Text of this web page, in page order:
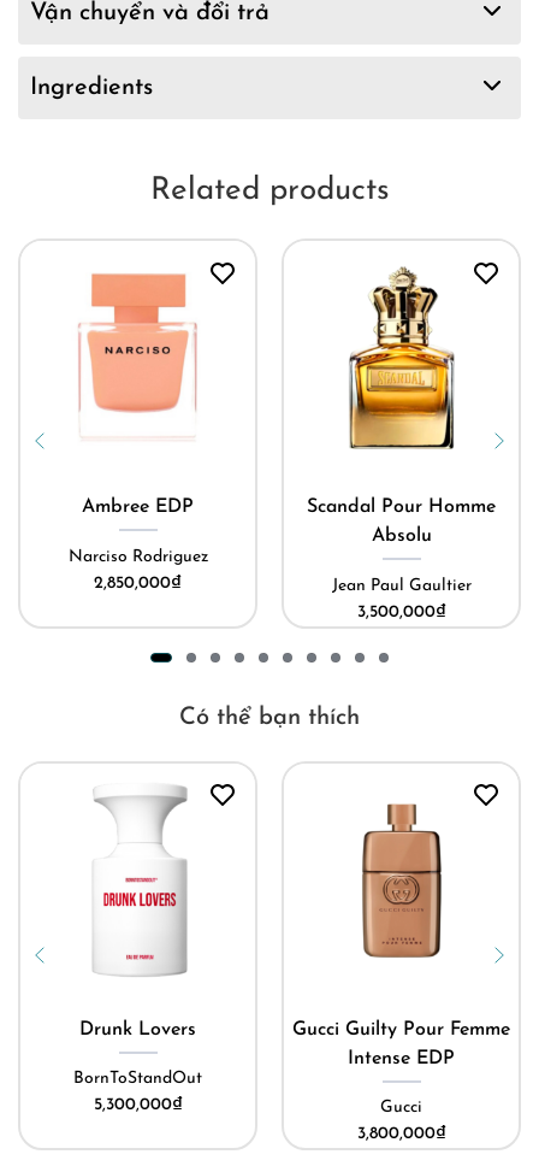
Vận chuyển và đổi trả
Ingredients
Related products
Ambree EDP
Narciso Rodriguez
2,850,000₫
Scandal Pour Homme
Absolu
Jean Paul Gaultier
3,500,000₫
Có thể bạn thích
Drunk Lovers
BornToStandOut
5,300,000₫
Gucci Guilty Pour Femme
Intense EDP
Gucci
3,800,000₫